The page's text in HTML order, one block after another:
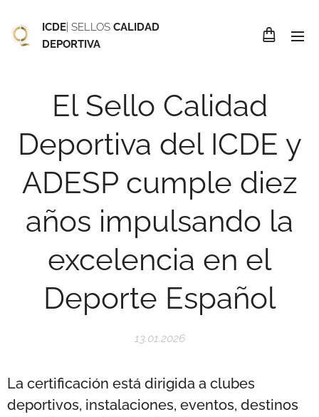
ICDE | SELLOS CALIDAD
DEPORTIVA
El Sello Calidad
Deportiva del ICDE y
ADESP cumple diez
años impulsando la
excelencia en el
Deporte Español
13.01.2026
La certificación está dirigida a clubes
deportivos, instalaciones, eventos, destinos